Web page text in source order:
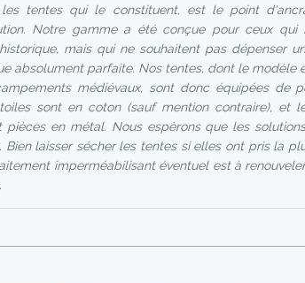
tentes qui le constituent, est le point
Notre gamme a été conçue pour ceux qui
mais qui ne souhaitent pas dépenser
absolument parfaite. Nos tentes, dont le modèle
médiévaux, sont donc équipées de
sont en coton (sauf mention contraire), et
en métal. Nous espèrons que les
Bien laisser sécher les tentes si elles ont pris la
imperméabilisant éventuel est à